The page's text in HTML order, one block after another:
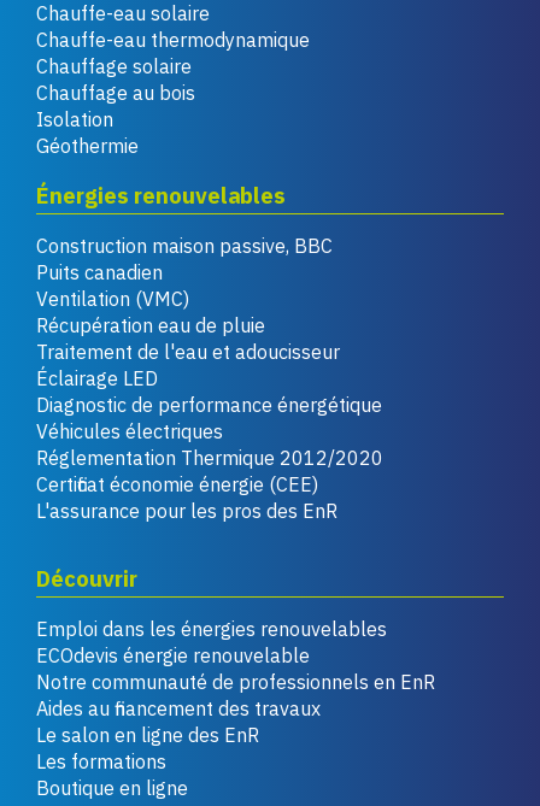
Chauffe-eau solaire
Chauffe-eau thermodynamique
Chauffage solaire
Chauffage au bois
Isolation
Géothermie
Énergies renouvelables
Construction maison passive, BBC
Puits canadien
Ventilation (VMC)
Récupération eau de pluie
Traitement de l'eau et adoucisseur
Éclairage LED
Diagnostic de performance énergétique
Véhicules électriques
Réglementation Thermique 2012/2020
Certificat économie énergie (CEE)
L'assurance pour les pros des EnR
Découvrir
Emploi dans les énergies renouvelables
ECOdevis énergie renouvelable
Notre communauté de professionnels en EnR
Aides au financement des travaux
Le salon en ligne des EnR
Les formations
Boutique en ligne